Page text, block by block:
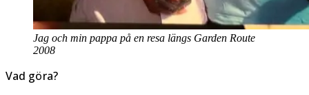
Jag och min pappa på en resa längs Garden Route
2008
Vad göra?